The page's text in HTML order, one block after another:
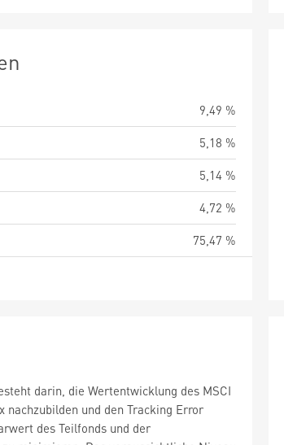
9,49 %
5,18 %
5,14 %
4,72 %
75,47 %
darin, die Wertentwicklung des MSCI
nachzubilden und den Tracking Error
des Teilfonds und der